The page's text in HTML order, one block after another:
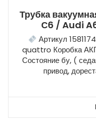
Трубка
С6 / Audi
Артикул
quattro Коробка
Состояние бу, (
привод,